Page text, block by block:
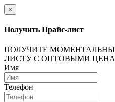
×
Получить Прайс-лист
ПОЛУЧИТЕ
ЛИСТУ С ОПТОВЫМИ
Имя
Телефон